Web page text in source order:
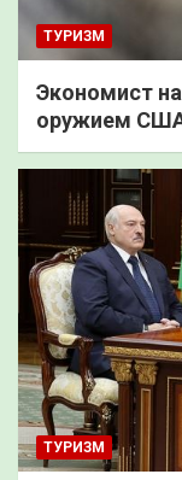
ТУРИЗМ
Экономист
оружием
ТУРИЗМ